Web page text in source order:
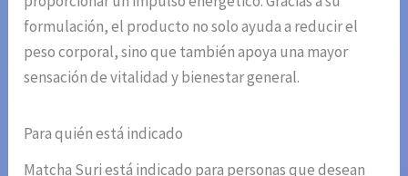
formulación, el producto no solo ayuda a reducir el
peso corporal, sino que también apoya una mayor
sensación de vitalidad y bienestar general.
Para quién está indicado
Matcha Suri está indicado para personas que desean